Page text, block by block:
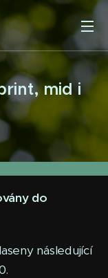
mid i
do
následující